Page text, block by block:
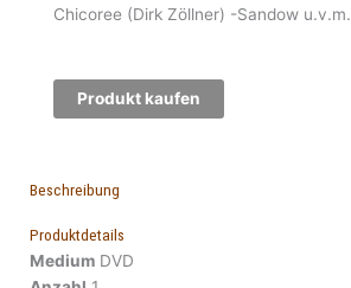
Chicoree (Dirk Zöllner) -Sandow u.v.m.
Produkt kaufen
Beschreibung
Produktdetails
Medium DVD